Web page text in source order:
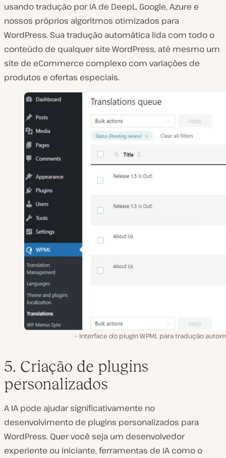
usando tradução por IA de DeepL, Google, Azure e
nossos próprios algoritmos otimizados para
WordPress. Sua tradução automática lida com todo o
conteúdo de qualquer site WordPress, até mesmo um
site de eCommerce complexo com variações de
produtos e ofertas especiais.
Interface do plugin WPML para tradução
5. Criação de plugins
personalizados
A IA pode ajudar significativamente no
desenvolvimento de plugins personalizados para
WordPress. Quer você seja um desenvolvedor
experiente ou iniciante, ferramentas de IA como o